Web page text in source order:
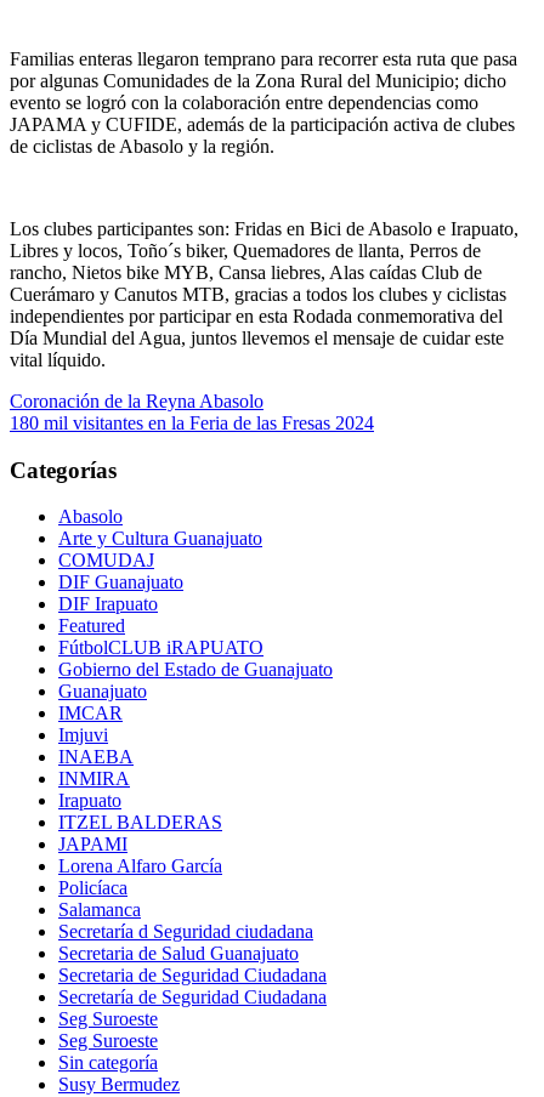
Familias enteras llegaron temprano para recorrer esta ruta que pasa
por algunas Comunidades de la Zona Rural del Municipio; dicho
evento se logró con la colaboración entre dependencias como
JAPAMA y CUFIDE, además de la participación activa de clubes
de ciclistas de Abasolo y la región.
Los clubes participantes son: Fridas en Bici de Abasolo e Irapuato,
Libres y locos, Toño´s biker, Quemadores de llanta, Perros de
rancho, Nietos bike MYB, Cansa liebres, Alas caídas Club de
Cuerámaro y Canutos MTB, gracias a todos los clubes y ciclistas
independientes por participar en esta Rodada conmemorativa del
Día Mundial del Agua, juntos llevemos el mensaje de cuidar este
vital líquido.
Navegación
de
entradas
Coronación de la Reyna Abasolo
180 mil visitantes en la Feria de las Fresas 2024
Categorías
Abasolo
Arte y Cultura Guanajuato
COMUDAJ
DIF Guanajuato
DIF Irapuato
Featured
FútbolCLUB iRAPUATO
Gobierno del Estado de Guanajuato
Guanajuato
IMCAR
Imjuvi
INAEBA
INMIRA
Irapuato
ITZEL BALDERAS
JAPAMI
Lorena Alfaro García
Policíaca
Salamanca
Secretaría d Seguridad ciudadana
Secretaria de Salud Guanajuato
Secretaria de Seguridad Ciudadana
Secretaría de Seguridad Ciudadana
Seg Suroeste
Seg Suroeste
Sin categoría
Susy Bermudez